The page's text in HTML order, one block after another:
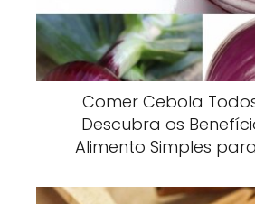
Comer Cebola
Descubra os
Alimento Simples